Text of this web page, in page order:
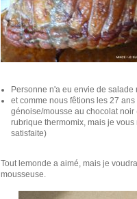
Personne n'a eu envie de salade
et comme nous fêtions les 27
génoise/mousse au chocolat noir
rubrique thermomix, mais je
satisfaite)
Tout lemonde a aimé, mais je
mousseuse.